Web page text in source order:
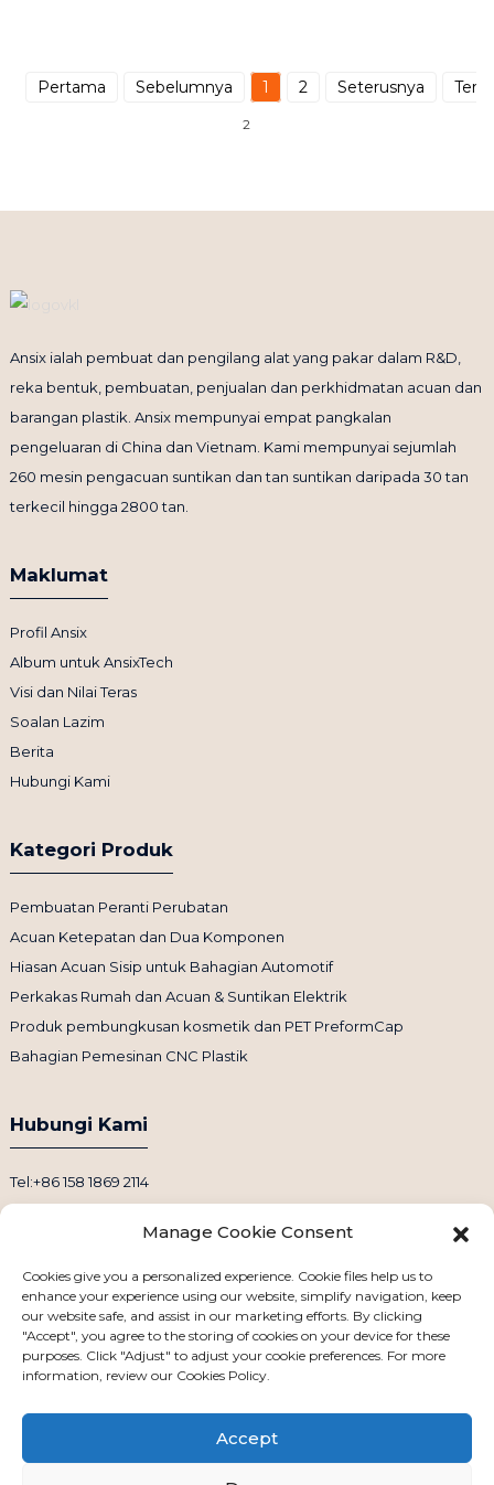
Pertama Sebelumnya 1 2 Seterusnya
2
Ansix ialah pembuat dan pengilang alat yang pakar dalam R&D,
reka bentuk, pembuatan, penjualan dan perkhidmatan acuan dan
barangan plastik. Ansix mempunyai empat pangkalan
pengeluaran di China dan Vietnam. Kami mempunyai sejumlah
260 mesin pengacuan suntikan dan tan suntikan daripada 30 tan
terkecil hingga 2800 tan.
Maklumat
Profil Ansix
Album untuk AnsixTech
Visi dan Nilai Teras
Soalan Lazim
Berita
Hubungi Kami
Kategori Produk
Pembuatan Peranti Perubatan
Acuan Ketepatan dan Dua Komponen
Hiasan Acuan Sisip untuk Bahagian Automotif
Perkakas Rumah dan Acuan & Suntikan Elektrik
Produk pembungkusan kosmetik dan PET PreformCap
Bahagian Pemesinan CNC Plastik
Hubungi Kami
Tel:+86 158 1869 2114
E-mel: info@ansixtech.com
Skype: Stephenhuang2010
Whatsapp: +86 13530645990
Alamat: Bangunan F, Zon Perindustrian Guanlan Weiyecheng,
Daerah Longhua, Shenzhen, China
Manage Cookie Consent
Cookies give you a personalized experience. Cookie files help us to
enhance your experience using our website, simplify navigation, keep
our website safe, and assist in our marketing efforts. By clicking
"Accept", you agree to the storing of cookies on your device for these
purposes. Click "Adjust" to adjust your cookie preferences. For more
information, review our Cookies Policy.
Accept